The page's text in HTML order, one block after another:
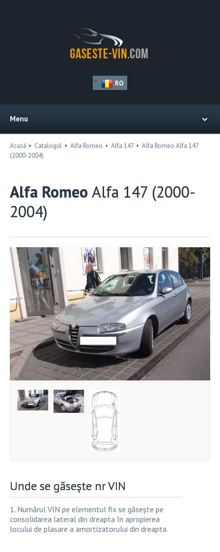
RO
Menu
Acasă Catalogul Alfa Romeo Alfa 147
Alfa Romeo Alfa 147
(2000-2004)
Alfa Romeo Alfa 147 (2000-
2004)
Unde se găsește nr VIN
1. Numărul VIN pe elementul fix se găsește pe
consolidarea lateral din dreapta în apropierea
locului de plasare a amortizatorului din dreapta.